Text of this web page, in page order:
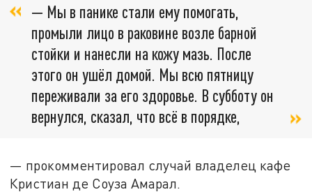
— Мы в панике стали ему помогать,
промыли лицо в раковине возле барной
стойки и нанесли на кожу мазь. После
этого он ушёл домой. Мы всю пятницу
переживали за его здоровье. В субботу он
вернулся, сказал, что всё в порядке,
— прокомментировал случай владелец кафе
Кристиан де Соуза Амарал.